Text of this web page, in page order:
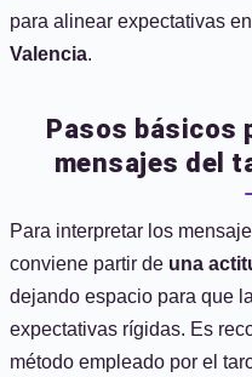
para alinear expectativas
Valencia.
Pasos básicos
mensajes del
Para interpretar los
conviene partir de una
dejando espacio para que
expectativas rígidas. Es
método empleado por el